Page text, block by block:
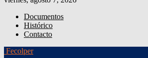
Documentos
Histórico
Contacto
Fecolper